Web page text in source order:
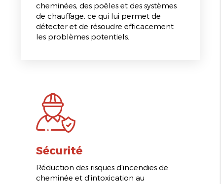
cheminées, des poêles et des systèmes
de chauffage, ce qui lui permet de
détecter et de résoudre efficacement
les problèmes potentiels.
Sécurité
Réduction des risques d'incendies de
cheminée et d'intoxication au